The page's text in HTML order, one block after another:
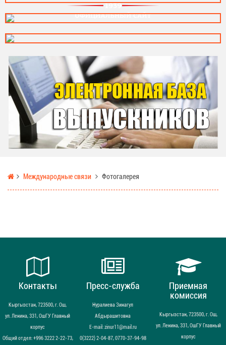
Международные связи Фотогалерея
Контакты
Кыргызстан, 723500, г. Ош,
ул. Ленина, 331, ОшГУ Главный
корпус
Общий отдел: +996 3222 2-22-73,
Пресс-служба
Нуралиева Зинагул
Абдырашитовна
Е-mail: zinur11@mail.ru
0(3222) 2-04-87, 0770-37-94-98
Приемная
комиссия
Кыргызстан, 723500, г. Ош,
ул. Ленина, 331, ОшГУ Главный
корпус